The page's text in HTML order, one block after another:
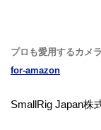
プロも愛用するカメ
for-amazon
SmallRig Japan株